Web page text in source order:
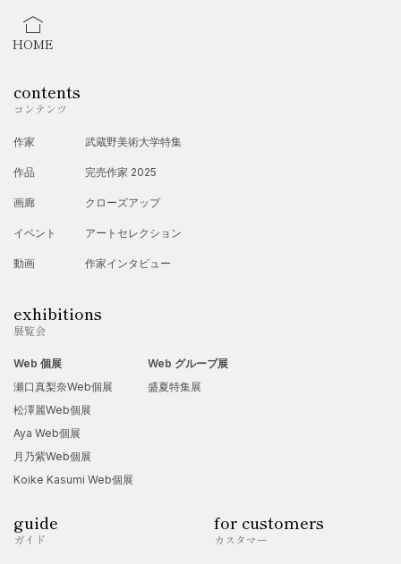
HOME
contents
コンテンツ
作家
作品
画廊
イベント
動画
武蔵野美術大学特集
完売作家 2025
クローズアップ
アートセレクション
作家インタビュー
exhibitions
展覧会
Web 個展
瀬口真梨奈Web個展
松澤麗Web個展
Aya Web個展
月乃紫Web個展
Koike Kasumi Web個展
Web グループ展
盛夏特集展
guide
ガイド
for customers
カスタマー